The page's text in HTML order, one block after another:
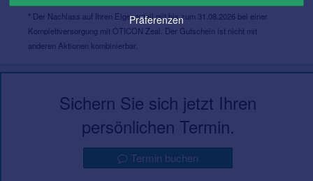
* Der Nachlass auf Ihren Eigenanteil gilt bis zum 31.08.2026 bei einer
Komplettversorgung mit OTICON Zeal. Der Gutschein ist nicht mit
anderen Aktionen kombinierbar.
Sichern Sie sich jetzt Ihren
persönlichen Termin.
Termin buchen
Präferenzen